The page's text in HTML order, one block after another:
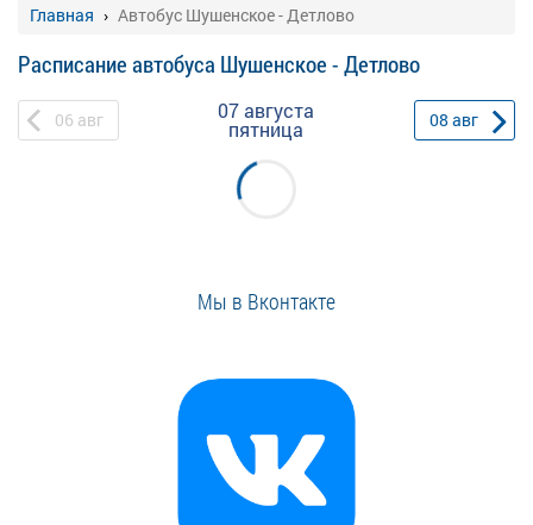
Главная Автобус Шушенское - Детлово
Расписание автобуса Шушенское - Детлово
06 авг 07 августа
пятница 08 авг
Мы в Вконтакте